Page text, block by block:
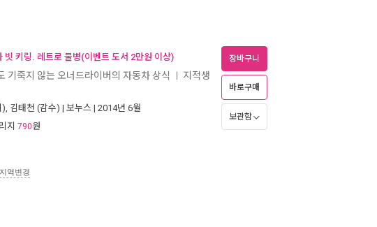
빗 키링. 레트로 물병(이벤트 도서 2만원 이상)
기죽지 않는 오너드라이버의 자동차 상식 지적생
), 김태천 (감수) | 보누스 | 2014년 6월
지 790원
지역변경
장바구니
바로구매
보관함